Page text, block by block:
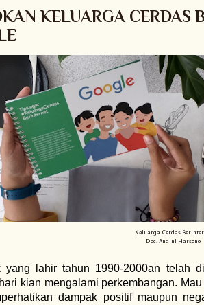
KELUARGA CERDAS
Keluarga Cerdas
Doc. Andini Harsono
yang lahir tahun 1990-2000an telah
kian mengalami perkembangan.
dampak positif maupun